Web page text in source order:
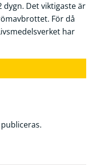
dygn. Det viktigaste är
För då
har